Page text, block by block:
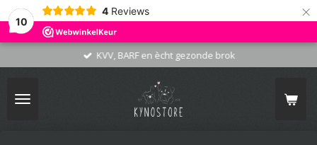
10
4 Reviews ×
KVV, BARF en ècht gezonde brok